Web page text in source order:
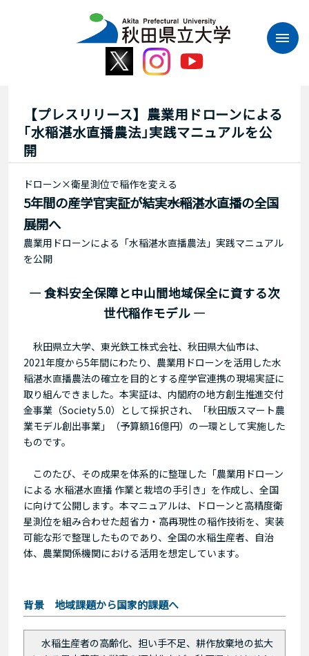
【プレスリリース】農業用ドローンによる
｢水稲湛水直播農法｣実践マニュアルを公
開
ドローン×衛星測位で稲作を変える
5年間の産学官実証が結実――水稲湛水直播の全国
展開へ
農業用ドローンによる「水稲湛水直播農法」実践マニュアル
を公開
― 食料安全保障と中山間地域保全に資する次
世代稲作モデル ―
秋田県立大学、東光鉄工株式会社、秋田県大仙市は、
2021年度から5年間にわたり、農業用ドローンを活用した水
稲湛水直播農法の確立を目的とする産学官連携の現場実証に
取り組んできました。本実証は、内閣府の地方創生推進交付
金事業（Society 5.0）として採択され、「秋田版スマート農
業モデル創出事業」（予算額16億円）の一環として実施した
ものです。
このたび、その成果を体系的に整理した「農業用ドローン
による 水稲湛水直播 作業と栽培の手引き」を作成し、全国
に向けて公開します。本マニュアルは、ドローンと高精度衛
星測位を組み合わせた超省力・高再現性の稲作技術を、実装
可能な形で整理したものであり、全国の水稲生産者、自治
体、農業関係機関における活用を想定しています。
背景 地域課題から国家的課題へ
水稲生産者の高齢化、担い手不足、耕作放棄地の拡大